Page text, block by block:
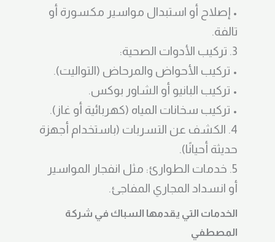
• إصلاح أو استبدال مواسير مكسورة أو
تالفة.
3. تركيب الأدوات الصحية:
• تركيب الأحواض والمرحاض (التواليت).
• تركيب البانيو أو الشاور بوكس.
• تركيب سخانات المياه (كهربائية أو غاز).
4. الكشف عن التسربات (باستخدام أجهزة
حديثة أحيانًا).
5. خدمات الطوارئ: مثل انفجار المواسير
أو انسداد المجاري المفاجئ.
الخدمات التي يقدمها السباك في شركة
المصطفي